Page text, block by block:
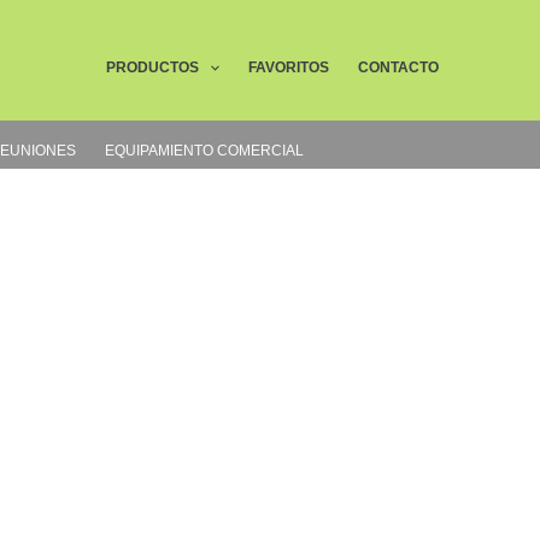
PRODUCTOS FAVORITOS CONTACTO
EQUIPAMIENTO COMERCIAL